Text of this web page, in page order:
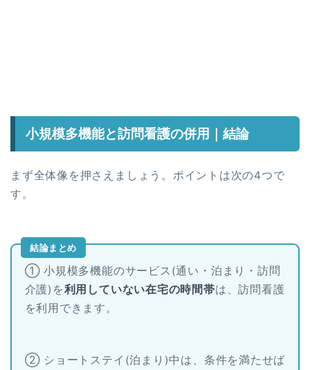
小規模多機能と訪問看護の併用｜結論
まず全体像を押さえましょう。ポイントは次の4つで
す。
結論まとめ
① 小規模多機能のサービス(通い・泊まり・訪問
介護)を利用していない在宅の時間帯は、訪問看護
を利用できます。
② ショートステイ(泊まり)中は、条件を満たせば